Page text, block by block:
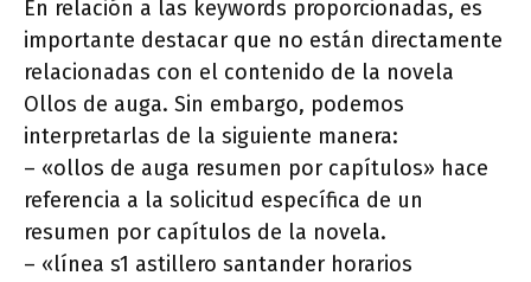
En relación a las keywords proporcionadas, es
importante destacar que no están directamente
relacionadas con el contenido de la novela
Ollos de auga. Sin embargo, podemos
interpretarlas de la siguiente manera:
– «ollos de auga resumen por capítulos» hace
referencia a la solicitud específica de un
resumen por capítulos de la novela.
– «línea s1 astillero santander horarios